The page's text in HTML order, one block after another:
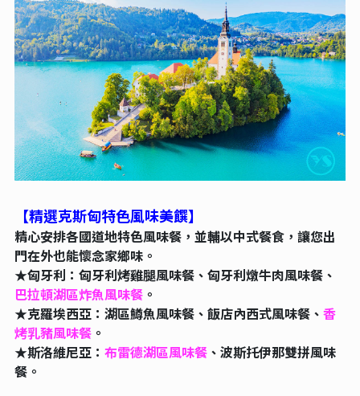
【精選克斯匈特色風味美饌】
精心安排各國道地特色風味餐，並輔以中式餐食，讓您出
門在外也能懷念家鄉味。
★匈牙利：匈牙利烤雞腿風味餐、匈牙利燉牛肉風味餐、
巴拉頓湖區炸魚風味餐。
★克羅埃西亞：湖區鱒魚風味餐、飯店內西式風味餐、 香
烤乳豬風味餐。
★斯洛維尼亞： 布雷德湖區風味餐、波斯托伊那雙拼風味
餐。